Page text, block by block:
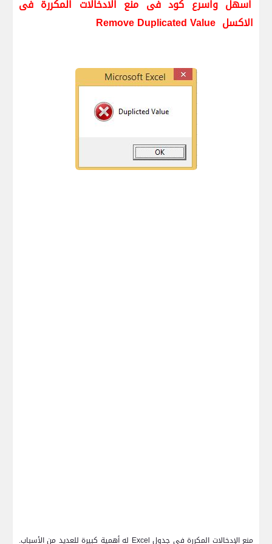
اسهل واسرع كود فى منع الادخالات المكررة فى
الاكسل Remove Duplicated Value
منع الإدخالات المكررة في جدول Excel له أهمية كبيرة للعديد من الأسباب.